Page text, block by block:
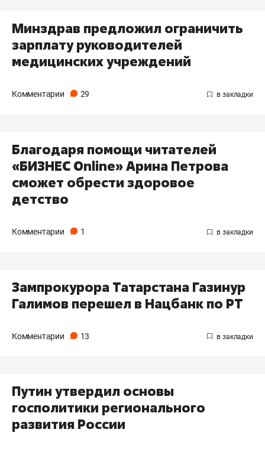
​Минздрав предложил ограничить
зарплату руководителей
медицинских учреждений
Комментарии 29
​Благодаря помощи читателей
«БИЗНЕС Online» Арина Петрова
сможет обрести здоровое
детство
Комментарии 1
Зампрокурора Татарстана Газинур
Галимов перешел в Нацбанк по РТ
Комментарии 13
Путин утвердил основы
госполитики регионального
развития России